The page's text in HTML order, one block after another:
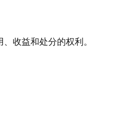
收益和处分的权利。